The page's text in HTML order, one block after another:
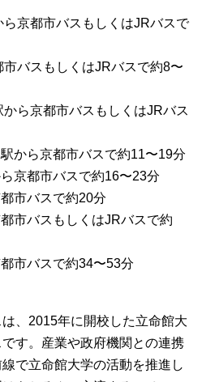
ら京都市バスもしくはJRバスで
市バスもしくはJRバスで約8〜
から京都市バスもしくはJRバス
から京都市バスで約11〜19分
京都市バスで約16〜23分
市バスで約20分
市バスもしくはJRバスで約
市バスで約34〜53分
、2015年に開校した立命館大
す。産業や政府機関との連携
で立命館大学の活動を推進し